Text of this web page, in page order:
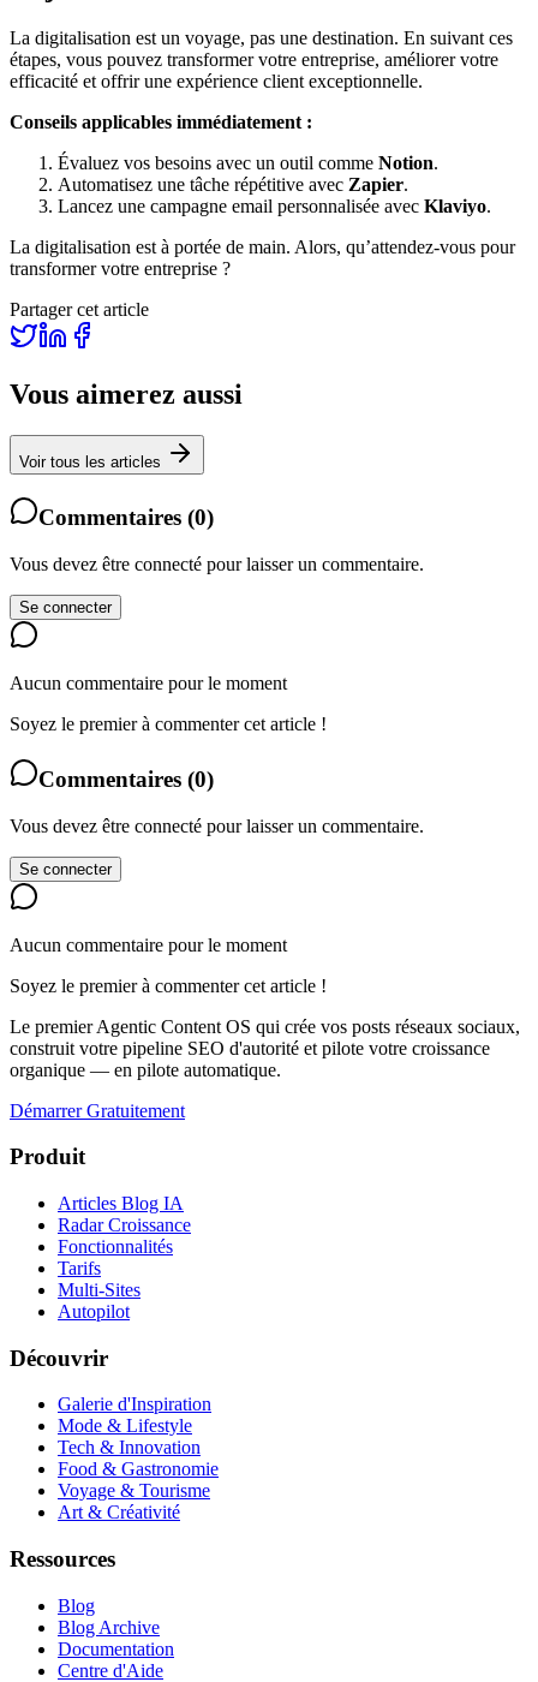
La digitalisation est un voyage, pas une destination. En suivant ces
étapes, vous pouvez transformer votre entreprise, améliorer votre
efficacité et offrir une expérience client exceptionnelle.
Conseils applicables immédiatement :
Évaluez vos besoins avec un outil comme Notion.
Automatisez une tâche répétitive avec Zapier.
Lancez une campagne email personnalisée avec Klaviyo.
La digitalisation est à portée de main. Alors, qu’attendez-vous pour
transformer votre entreprise ?
Partager cet article
Vous aimerez aussi
Voir tous les articles
Commentaires (0)
Vous devez être connecté pour laisser un commentaire.
Se connecter
Aucun commentaire pour le moment
Soyez le premier à commenter cet article !
Commentaires (0)
Vous devez être connecté pour laisser un commentaire.
Se connecter
Aucun commentaire pour le moment
Soyez le premier à commenter cet article !
Le premier Agentic Content OS qui crée vos posts réseaux sociaux,
construit votre pipeline SEO d'autorité et pilote votre croissance
organique — en pilote automatique.
Démarrer Gratuitement
Produit
Articles Blog IA
Radar Croissance
Fonctionnalités
Tarifs
Multi-Sites
Autopilot
Découvrir
Galerie d'Inspiration
Mode & Lifestyle
Tech & Innovation
Food & Gastronomie
Voyage & Tourisme
Art & Créativité
Ressources
Blog
Blog Archive
Documentation
Centre d'Aide